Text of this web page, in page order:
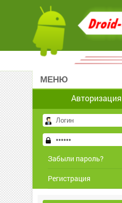
МЕНЮ
Забыли пароль?
Регистрация